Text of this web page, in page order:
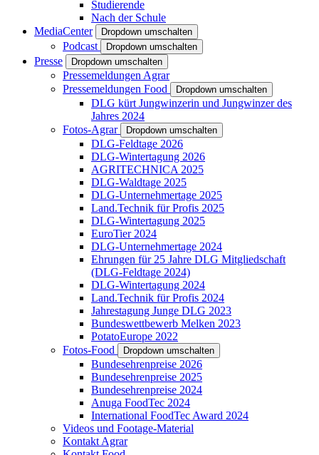
Studierende
Nach der Schule
MediaCenter
Dropdown umschalten
Podcast Dropdown umschalten
Presse Dropdown umschalten
Pressemeldungen Agrar
Pressemeldungen Food
Dropdown umschalten
DLG kürt Jungwinzerin und Jungwinzer des
Jahres 2024
Fotos-Agrar
Dropdown umschalten
DLG-Feldtage 2026
DLG-Wintertagung 2026
AGRITECHNICA 2025
DLG-Waldtage 2025
DLG-Unternehmertage 2025
Land.Technik für Profis 2025
DLG-Wintertagung 2025
EuroTier 2024
DLG-Unternehmertage 2024
Ehrungen für 25 Jahre DLG Mitgliedschaft
(DLG-Feldtage 2024)
DLG-Wintertagung 2024
Land.Technik für Profis 2024
Jahrestagung Junge DLG 2023
Bundeswettbewerb Melken 2023
PotatoEurope 2022
Fotos-Food
Dropdown umschalten
Bundesehrenpreise 2026
Bundesehrenpreise 2025
Bundesehrenpreise 2024
Anuga FoodTec 2024
International FoodTec Award 2024
Videos und Footage-Material
Kontakt Agrar